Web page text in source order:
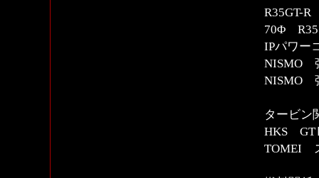
R35GT-
70Φ R35
IPパワー
NISMO
NISMO
タービン
HKS
TOMEI